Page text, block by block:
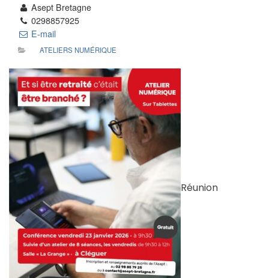
Asept Bretagne
0298857925
E-mail
ATELIERS NUMÉRIQUE
Réunion